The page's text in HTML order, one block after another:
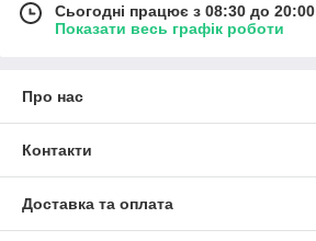
Сьогодні працює з 08:30 до 20:00
Показати весь графік роботи
Про нас
Контакти
Доставка та оплата